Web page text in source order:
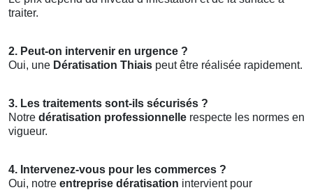
traiter.
2. Peut-on intervenir en urgence ?
Oui, une Dératisation Thiais peut être réalisée rapidement.
3. Les traitements sont-ils sécurisés ?
Notre dératisation professionnelle respecte les normes en
vigueur.
4. Intervenez-vous pour les commerces ?
Oui, notre entreprise dératisation intervient pour